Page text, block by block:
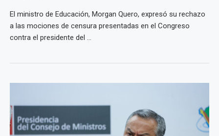
El ministro de Educación, Morgan Quero, expresó su rechazo
a las mociones de censura presentadas en el Congreso
contra el presidente del ...